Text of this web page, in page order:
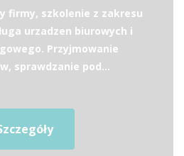
firmy, szkolenie z zakresu
urzadzen biurowych i
Przyjmowanie
sprawdzanie pod...